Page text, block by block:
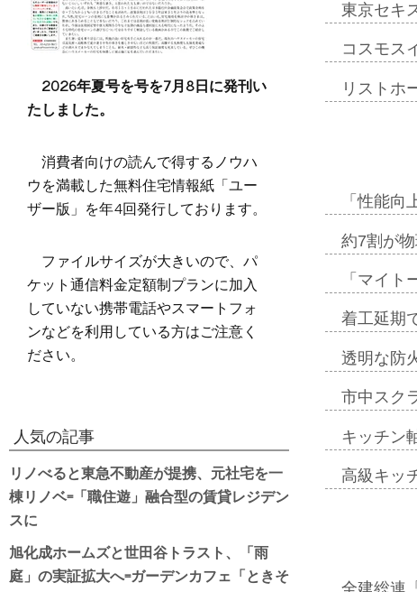
東京セキ
コスモス
リストホ
「性能
約7割が
「マイ
着工延期
透明な防
市中スク
キッチン
高級キッ
2026年夏号を号を7月8日に発刊い
たしました。
消費者向けの読んで得するノウハ
ウを満載した無料住宅情報紙「ユー
ザー版」を年4回発行しております。
ファイルサイズが大きいので、パ
ケット通信料金定額制プランに加入
していない携帯電話やスマートフォ
ンなどを利用している方はご注意く
ださい。
人気の記事
リノべると東急不動産が提携、元社宅を一
棟リノベ=「職住遊」融合型の賃貸レジデン
スに
旭化成ホームズと世田谷トラスト、「雨
庭」の実証拡大へ=ガーデンカフェ「ときそ